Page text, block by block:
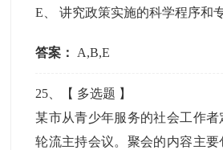
E 、讲究政策实施的科学程序和
答案： A,B,E
25 、【 多选题 】
某市从青少年服务的社会工作
轮流主持会议。聚会的内容主